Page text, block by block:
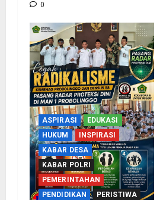
0
ASPIRASI
EDUKASI
HUKUM
INSPIRASI
KABAR DESA
KABAR POLRI
PEMERINTAHAN
PENDIDIKAN
PERISTIWA